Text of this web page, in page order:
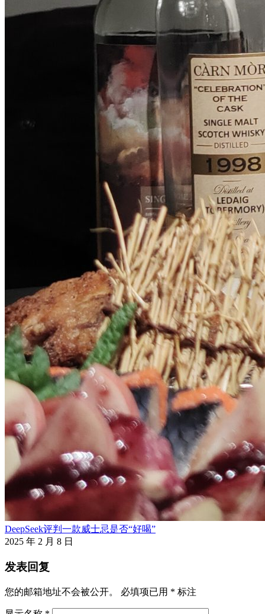
DeepSeek评判一款威士忌是否“好喝”
2025 年 2 月 8 日
发表回复
您的邮箱地址不会被公开。 必填项已用 * 标注